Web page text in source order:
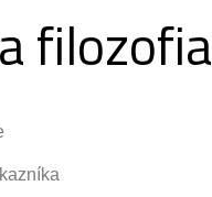
filozofia